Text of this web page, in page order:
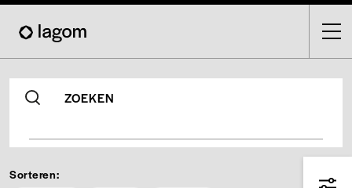
Skip
main
ZOEKEN
Sorteren